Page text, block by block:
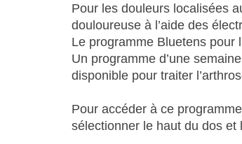
Pour les douleurs localisées
douloureuse à l’aide des
Le programme Bluetens pour
Un programme d’une
disponible pour traiter
Pour accéder à ce
sélectionner le haut du dos et